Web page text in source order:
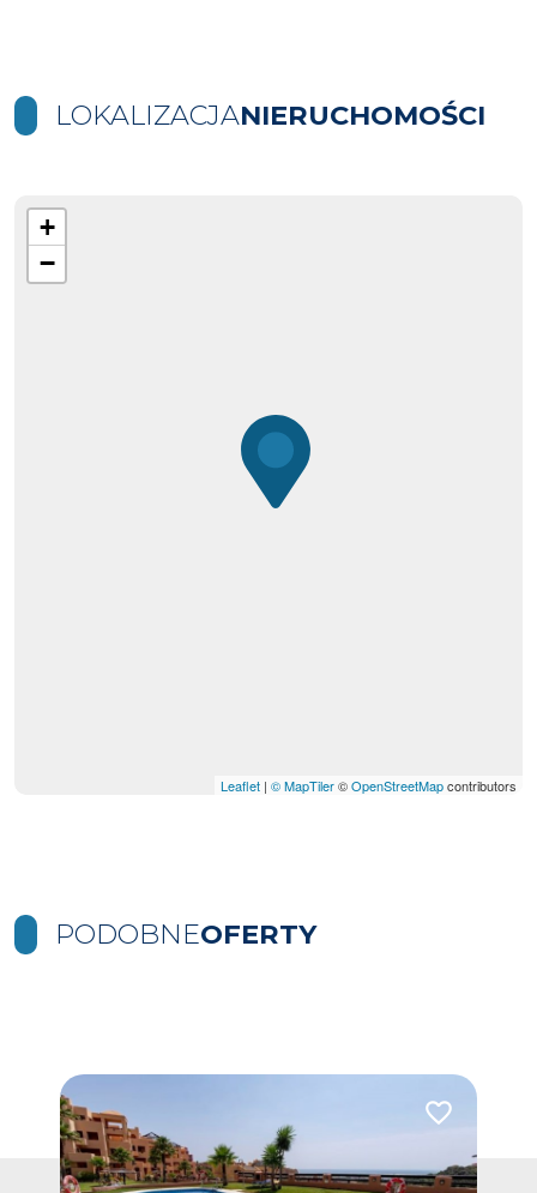
LOKALIZACJANIERUCHOMOŚCI
+
−
Leaflet | © MapTiler©OpenStreetMapcontributors
PODOBNEOFERTY
Dodaj do ulubionych Dodaj do